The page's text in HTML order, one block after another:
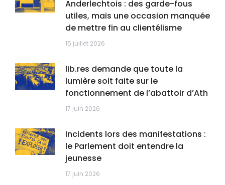
Anderlechtois : des garde-fous
utiles, mais une occasion manquée
de mettre fin au clientélisme
15 juillet 2026
lib.res demande que toute la
lumière soit faite sur le
fonctionnement de l’abattoir d’Ath
17 juin 2026
Incidents lors des manifestations :
le Parlement doit entendre la
jeunesse
17 juin 2026